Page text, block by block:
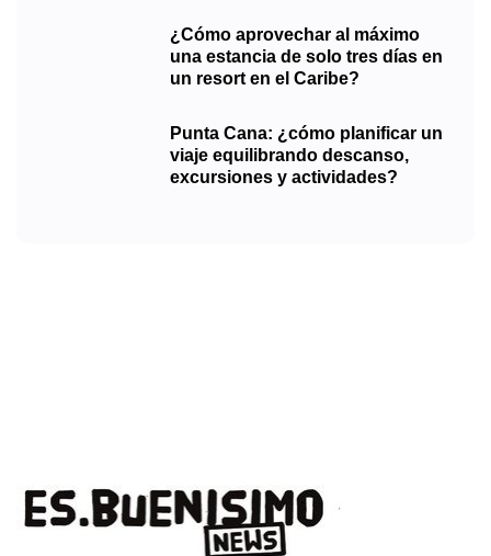
¿Cómo aprovechar al máximo
una estancia de solo tres días en
un resort en el Caribe?
Punta Cana: ¿cómo planificar un
viaje equilibrando descanso,
excursiones y actividades?